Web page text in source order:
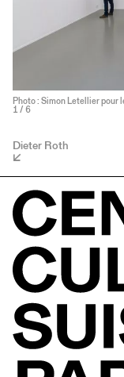
Photo : Simon Letellier
1 / 6
Dieter Roth